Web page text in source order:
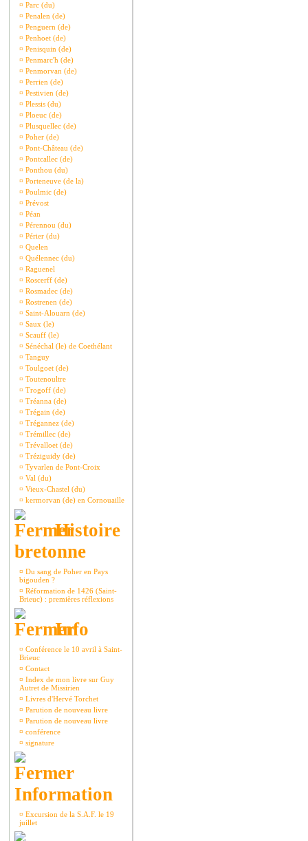
¤ Parc (du)
¤ Penalen (de)
¤ Penguern (de)
¤ Penhoet (de)
¤ Penisquin (de)
¤ Penmarc'h (de)
¤ Penmorvan (de)
¤ Perrien (de)
¤ Pestivien (de)
¤ Plessis (du)
¤ Ploeuc (de)
¤ Plusquellec (de)
¤ Poher (de)
¤ Pont-Château (de)
¤ Pontcallec (de)
¤ Ponthou (du)
¤ Porteneuve (de la)
¤ Poulmic (de)
¤ Prévost
¤ Péan
¤ Pérennou (du)
¤ Périer (du)
¤ Quelen
¤ Quélennec (du)
¤ Raguenel
¤ Roscerff (de)
¤ Rosmadec (de)
¤ Rostrenen (de)
¤ Saint-Alouarn (de)
¤ Saux (le)
¤ Scauff (le)
¤ Sénéchal (le) de Coethélant
¤ Tanguy
¤ Toulgoet (de)
¤ Toutenoultre
¤ Trogoff (de)
¤ Tréanna (de)
¤ Trégain (de)
¤ Trégannez (de)
¤ Trémillec (de)
¤ Trévalloet (de)
¤ Tréziguidy (de)
¤ Tyvarlen de Pont-Croix
¤ Val (du)
¤ Vieux-Chastel (du)
¤ kermorvan (de) en Cornouaille
Histoire
bretonne
¤ Du sang de Poher en Pays
bigouden ?
¤ Réformation de 1426 (Saint-
Brieuc) : premières réflexions
Info
¤ Conférence le 10 avril à Saint-
Brieuc
¤ Contact
¤ Index de mon livre sur Guy
Autret de Missirien
¤ Livres d'Hervé Torchet
¤ Parution de nouveau livre
¤ Parution de nouveau livre
¤ conférence
¤ signature
Information
¤ Excursion de la S.A.F. le 19
juillet